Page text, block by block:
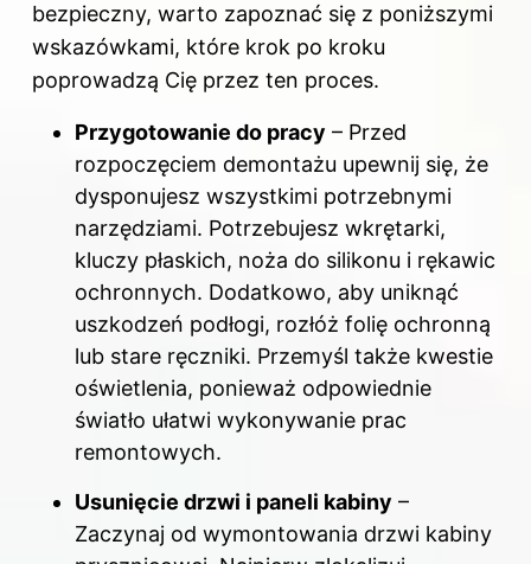
bezpieczny, warto zapoznać się z poniższymi
wskazówkami, które krok po kroku
poprowadzą Cię przez ten proces.
Przygotowanie do pracy – Przed
rozpoczęciem demontażu upewnij się, że
dysponujesz wszystkimi potrzebnymi
narzędziami. Potrzebujesz wkrętarki,
kluczy płaskich, noża do silikonu i rękawic
ochronnych. Dodatkowo, aby uniknąć
uszkodzeń podłogi, rozłóż folię ochronną
lub stare ręczniki. Przemyśl także kwestie
oświetlenia, ponieważ odpowiednie
światło ułatwi wykonywanie prac
remontowych.
Usunięcie drzwi i paneli kabiny –
Zaczynaj od wymontowania drzwi kabiny